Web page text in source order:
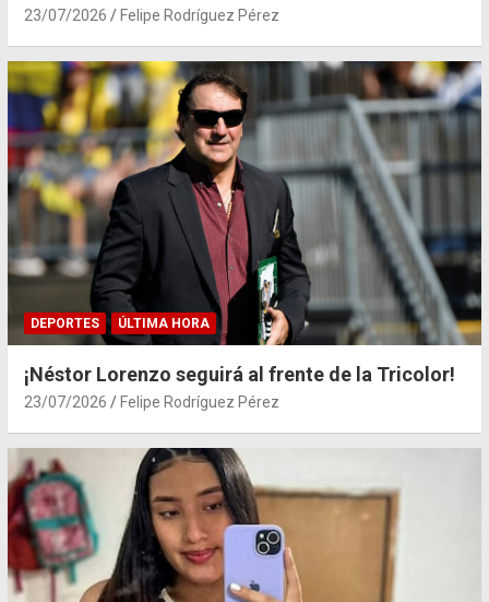
23/07/2026 Felipe Rodríguez Pérez
DEPORTES ÚLTIMA HORA
¡Néstor Lorenzo seguirá al frente de la Tricolor!
23/07/2026 Felipe Rodríguez Pérez